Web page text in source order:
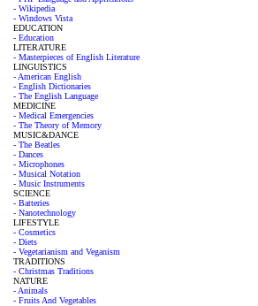
- Wikipedia
- Windows Vista
EDUCATION
- Education
LITERATURE
- Masterpieces of English Literature
LINGUISTICS
- American English
- English Dictionaries
- The English Language
MEDICINE
- Medical Emergencies
- The Theory of Memory
MUSIC&DANCE
- The Beatles
- Dances
- Microphones
- Musical Notation
- Music Instruments
SCIENCE
- Batteries
- Nanotechnology
LIFESTYLE
- Cosmetics
- Diets
- Vegetarianism and Veganism
TRADITIONS
- Christmas Traditions
NATURE
- Animals
- Fruits And Vegetables